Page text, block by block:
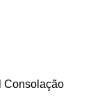
Consolação